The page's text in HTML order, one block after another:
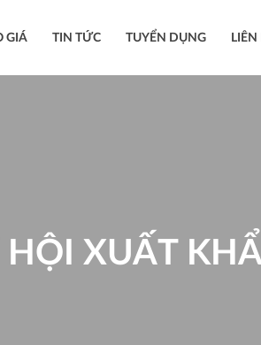
GIÁ TIN TỨC TUYỂN DỤNG LIÊN
XUẤT